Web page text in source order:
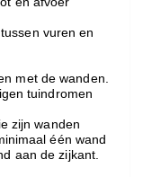
vuren en
met de wanden.
tuindromen
zijn wanden
één wand
aan de zijkant.